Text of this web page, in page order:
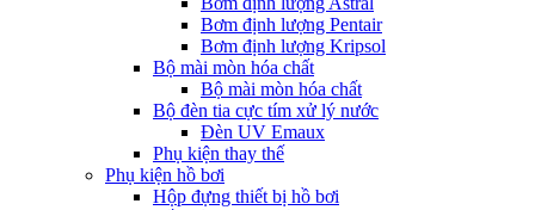
Bơm định lượng Pentair
Bơm định lượng Kripsol
Bộ mài mòn hóa chất
Bộ mài mòn hóa chất
Bộ đèn tia cực tím xử lý nước
Đèn UV Emaux
Phụ kiện thay thế
Phụ kiện hồ bơi
Hộp đựng thiết bị hồ bơi